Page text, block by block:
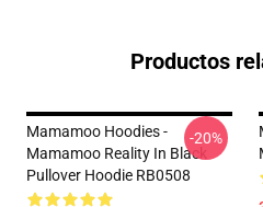
Productos
Mamamoo Hoodies -
Mamamoo Reality In Black
Pullover Hoodie RB0508
-20%